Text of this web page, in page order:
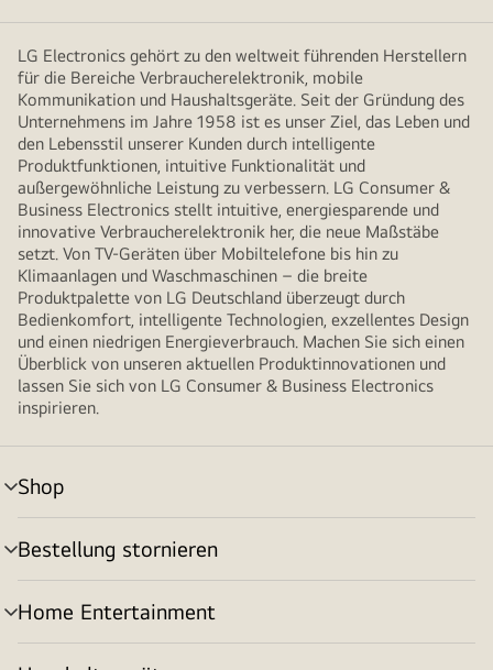
LG Electronics gehört zu den weltweit führenden Herstellern
für die Bereiche Verbraucherelektronik, mobile
Kommunikation und Haushaltsgeräte. Seit der Gründung des
Unternehmens im Jahre 1958 ist es unser Ziel, das Leben und
den Lebensstil unserer Kunden durch intelligente
Produktfunktionen, intuitive Funktionalität und
außergewöhnliche Leistung zu verbessern. LG Consumer &
Business Electronics stellt intuitive, energiesparende und
innovative Verbraucherelektronik her, die neue Maßstäbe
setzt. Von TV-Geräten über Mobiltelefone bis hin zu
Klimaanlagen und Waschmaschinen – die breite
Produktpalette von LG Deutschland überzeugt durch
Bedienkomfort, intelligente Technologien, exzellentes Design
und einen niedrigen Energieverbrauch. Machen Sie sich einen
Überblick von unseren aktuellen Produktinnovationen und
lassen Sie sich von LG Consumer & Business Electronics
inspirieren.
Shop
Menü
umschalten
Bestellung stornieren
Menü
umschalten
Home Entertainment
Menü
umschalten